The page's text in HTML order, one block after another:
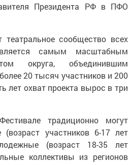
Президента РФ в ПФО
театральное сообщество всех
самым масштабным
округа, объединившим
20 тысяч участников и 200
лет охват проекта вырос в три
традиционно могут
(возраст участников 6-17 лет
(возраст 18-35 лет
коллективы из регионов